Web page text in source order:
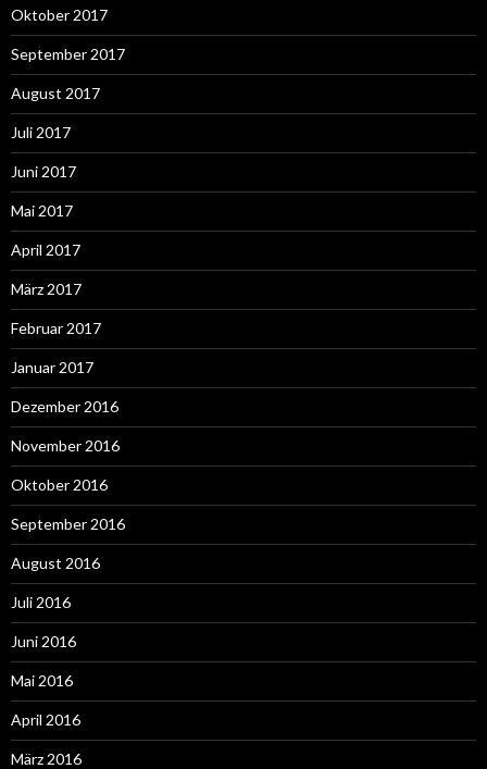
Oktober 2017
September 2017
August 2017
Juli 2017
Juni 2017
Mai 2017
April 2017
März 2017
Februar 2017
Januar 2017
Dezember 2016
November 2016
Oktober 2016
September 2016
August 2016
Juli 2016
Juni 2016
Mai 2016
April 2016
März 2016